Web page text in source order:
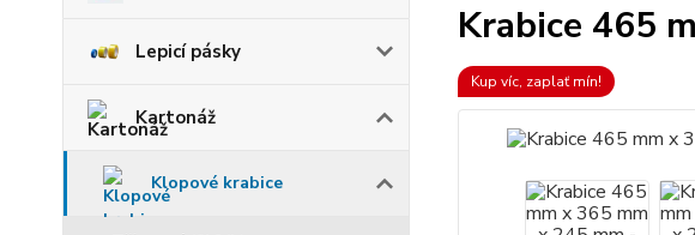
Lepicí pásky
Kartonáž
Klopové krabice
Krabice 465
Kup víc, zaplať mín!